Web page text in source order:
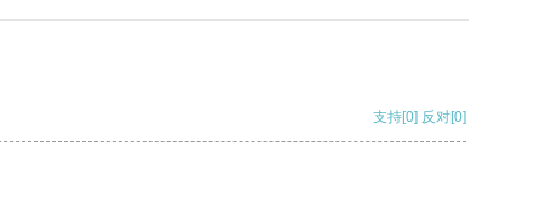
支持[0] 反对[0]